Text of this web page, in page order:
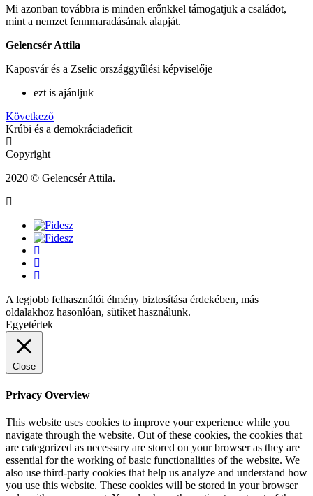
Mi azonban továbbra is minden erőnkkel támogatjuk a családot,
mint a nemzet fennmaradásának alapját.
Gelencsér Attila
Kaposvár és a Zselic országgyűlési képviselője
ezt is ajánljuk
Következő
Krúbi és a demokráciadeficit
Copyright
2020 © Gelencsér Attila.
A legjobb felhasználói élmény biztosítása érdekében, más
oldalakhoz hasonlóan, sütiket használunk.
Egyetértek
Close
Privacy Overview
This website uses cookies to improve your experience while you
navigate through the website. Out of these cookies, the cookies that
are categorized as necessary are stored on your browser as they are
essential for the working of basic functionalities of the website. We
also use third-party cookies that help us analyze and understand how
you use this website. These cookies will be stored in your browser